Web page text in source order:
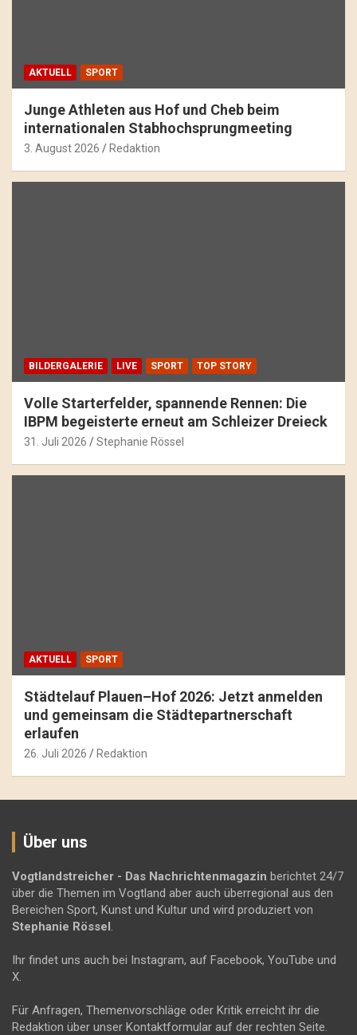
AKTUELL SPORT
Junge Athleten aus Hof und Cheb beim
internationalen Stabhochsprungmeeting
3. August 2026 Redaktion
BILDERGALERIE LIVE SPORT TOP STORY
Volle Starterfelder, spannende Rennen: Die
IBPM begeisterte erneut am Schleizer Dreieck
31. Juli 2026 Stephanie Rössel
AKTUELL SPORT
Städtelauf Plauen–Hof 2026: Jetzt anmelden
und gemeinsam die Städtepartnerschaft
erlaufen
26. Juli 2026 Redaktion
Über uns
Vogtlandstreicher - Das Nachrichtenmagazin berichtet 24/7
über die Themen im Vogtland aber auch überregional aus den
Bereichen Sport, Kunst und Kultur und wird produziert von
Stephanie Rössel.
Ihr findet uns auch bei Instagram, auf Facebook, YouTube und
X.
Für Anfragen, Themenvorschläge oder Kritik erreicht ihr die
Redaktion über unser Kontaktformular auf der rechten Seite.